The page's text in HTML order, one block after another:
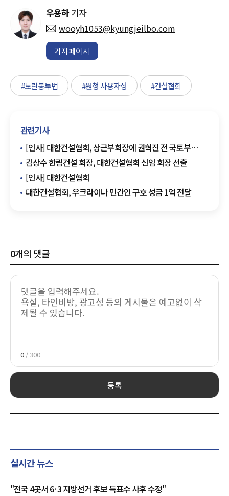
우용하기자
wooyh1053@kyungjeilbo.com
기자페이지
#노란봉투법 #원청 사용자성 #건설협회
관련기사
[인사] 대한건설협회, 상근부회장에 권혁진 전 국토부
주택토지실장 선임
김상수 한림건설 회장, 대한건설협회 신임 회장 선출
[인사] 대한건설협회
대한건설협회, 우크라이나 민간인 구호 성금 1억 전달
0개의 댓글
0 / 300
등록
실시간 뉴스
"전국 4곳서 6·3 지방선거 후보 득표수 사후 수정"